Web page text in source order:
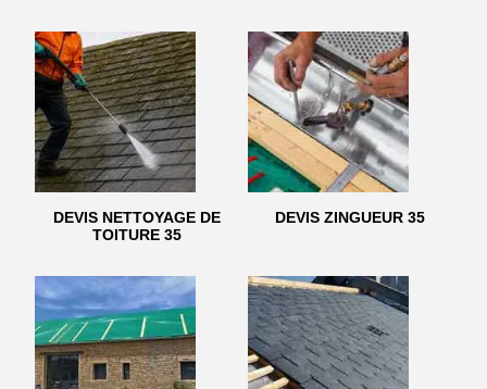
DEVIS NETTOYAGE DE
TOITURE 35
DEVIS ZINGUEUR 35